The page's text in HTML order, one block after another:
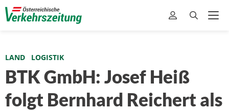
LAND LOGISTIK
BTK GmbH: Josef Heiß
folgt Bernhard Reichert als